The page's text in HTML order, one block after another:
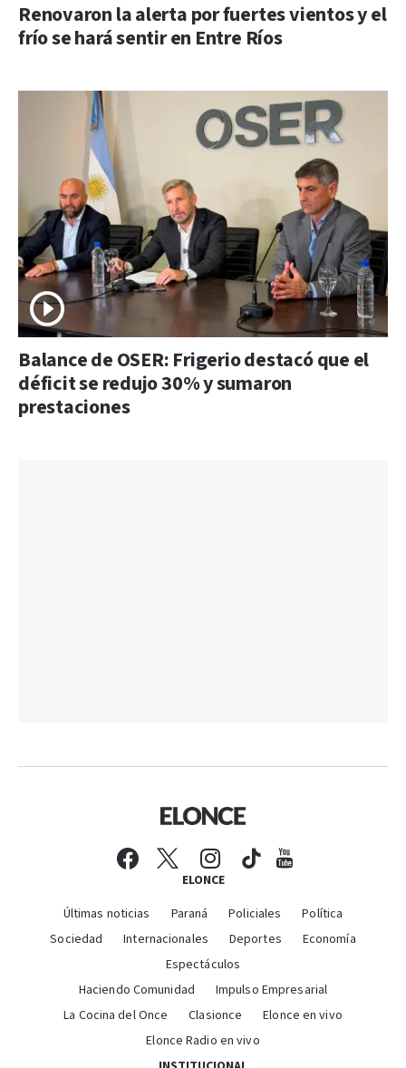
Renovaron la alerta por fuertes vientos y el
frío se hará sentir en Entre Ríos
Balance de OSER: Frigerio destacó que el
déficit se redujo 30% y sumaron
prestaciones
ELONCE
Últimas noticias Paraná Policiales
Política
Sociedad
Internacionales Deportes
Economía
Espectáculos
Haciendo Comunidad
Impulso Empresarial
La Cocina del Once
Clasionce
Elonce en vivo
Elonce Radio en vivo